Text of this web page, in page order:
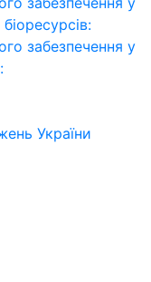
забезпечення у
України